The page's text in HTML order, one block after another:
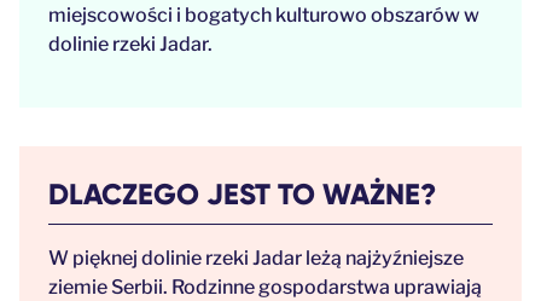
miejscowości i bogatych kulturowo obszarów w
dolinie rzeki Jadar.
DLACZEGO JEST TO WAŻNE?
W pięknej dolinie rzeki Jadar leżą najżyźniejsze
ziemie Serbii. Rodzinne gospodarstwa uprawiają